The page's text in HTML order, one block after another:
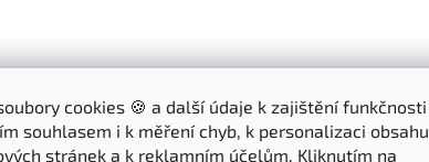
cookies 🍪 a další údaje k zajištění funkčnosti
souhlasem i k měření chyb, k personalizaci obsahu
stránek a k reklamním účelům. Kliknutím na